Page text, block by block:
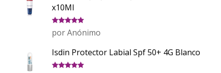
x10Ml
Valorado
con
de 5
por Anónimo
Isdin Protector Labial Spf 50+ 4G Blanco